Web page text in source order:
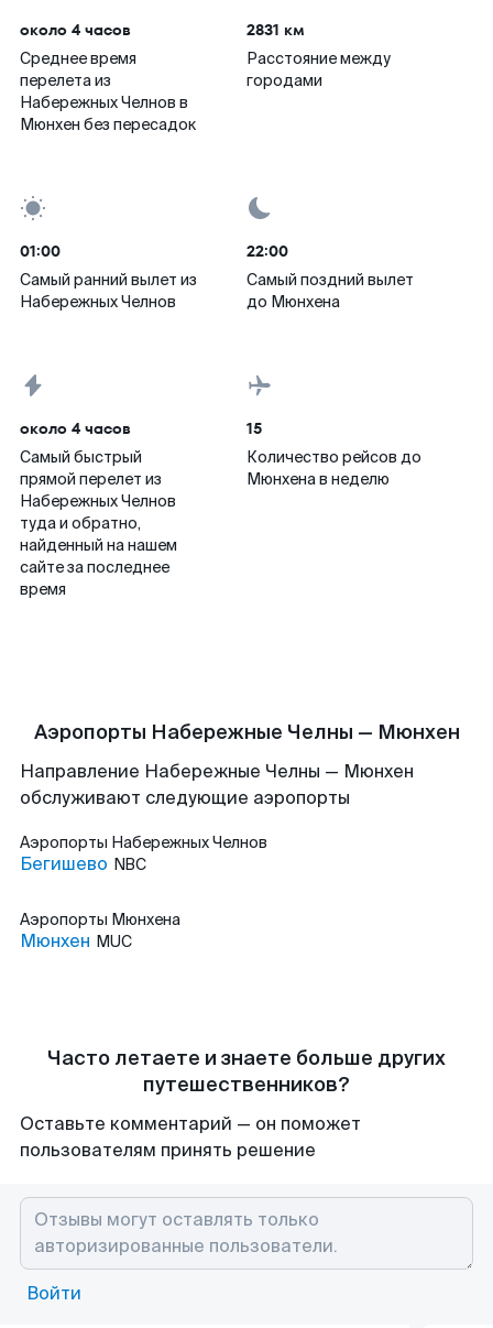
около 4 часов
Среднее время
перелета из
Набережных Челнов в
Мюнхен без пересадок
2831 км
Расстояние между
городами
01:00
Самый ранний вылет из
Набережных Челнов
22:00
Самый поздний вылет
до Мюнхена
около 4 часов
Самый быстрый
прямой перелет из
Набережных Челнов
туда и обратно,
найденный на нашем
сайте за последнее
время
15
Количество рейсов до
Мюнхена в неделю
Аэропорты Набережные Челны — Мюнхен
Направление Набережные Челны — Мюнхен
обслуживают следующие аэропорты
Аэропорты Набережных Челнов
Бегишево NBC
Аэропорты Мюнхена
Мюнхен MUC
Часто летаете и знаете больше других
путешественников?
Оставьте комментарий — он поможет
пользователям принять решение
Войти